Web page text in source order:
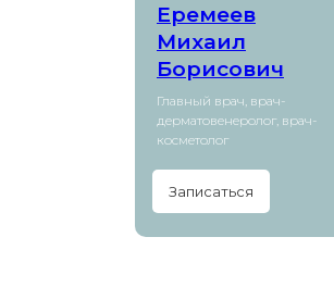
Еремеев
Михаил
Борисович
Главный врач, врач-
дерматовенеролог, врач-
косметолог
Записаться